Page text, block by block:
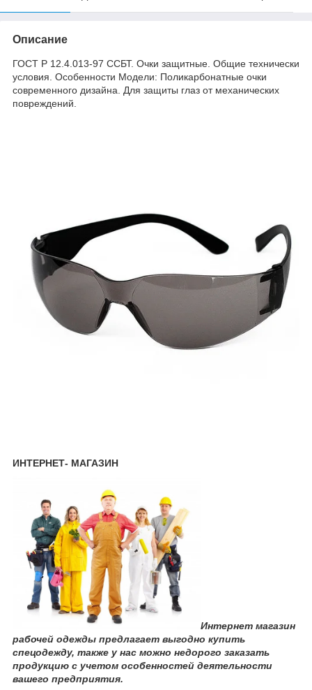
Описание
ГОСТ Р 12.4.013-97 ССБТ. Очки защитные. Общие технически
условия. Особенности Модели: Поликарбонатные очки
современного дизайна. Для защиты глаз от механических
повреждений.
ИНТЕРНЕТ- МАГАЗИН
Интернет магазин
рабочей одежды предлагает выгодно купить
спецодежду, также у нас можно недорого заказать
продукцию с учетом особенностей деятельности
вашего предприятия.